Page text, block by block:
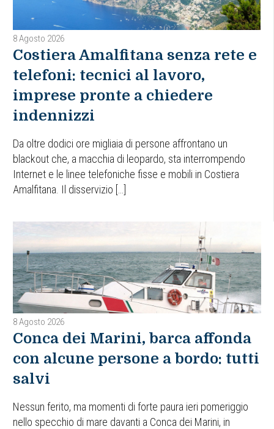
8 Agosto 2026
Costiera Amalfitana senza rete e
telefoni: tecnici al lavoro,
imprese pronte a chiedere
indennizzi
Da oltre dodici ore migliaia di persone affrontano un
blackout che, a macchia di leopardo, sta interrompendo
Internet e le linee telefoniche fisse e mobili in Costiera
Amalfitana. Il disservizio […]
8 Agosto 2026
Conca dei Marini, barca affonda
con alcune persone a bordo: tutti
salvi
Nessun ferito, ma momenti di forte paura ieri pomeriggio
nello specchio di mare davanti a Conca dei Marini, in